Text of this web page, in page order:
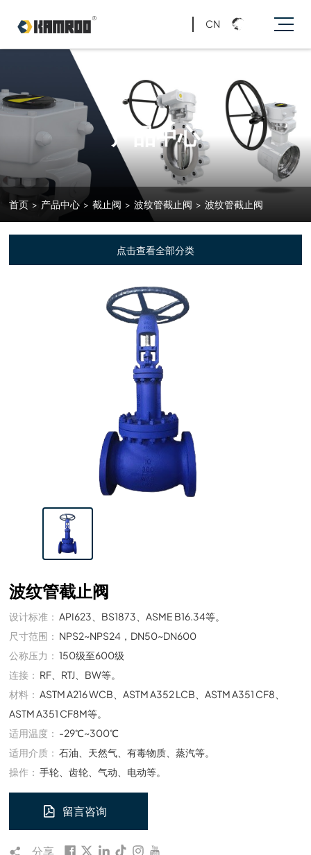
CN
产品中心
首页 > 产品中心 > 截止阀 > 波纹管截止阀 > 波纹管截止阀
点击查看全部分类
波纹管截止阀
设计标准： API623、BS1873、ASME B16.34等。
尺寸范围： NPS2~NPS24，DN50~DN600
公称压力： 150级至600级
连接： RF、RTJ、BW等。
材料： ASTM A216 WCB、ASTM A352 LCB、ASTM A351 CF8、
ASTM A351 CF8M等。
适用温度： -29℃~300℃
适用介质： 石油、天然气、有毒物质、蒸汽等。
操作： 手轮、齿轮、气动、电动等。
留言咨询
分享